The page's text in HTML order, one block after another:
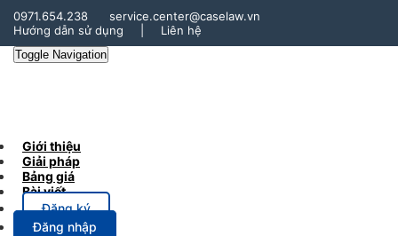
0971.654.238
service.center@caselaw.vn
Hướng dẫn sử dụng
Liên hệ
Toggle Navigation
Giới thiệu
Giải pháp
Bảng giá
Bài viết
Đăng ký
Đăng nhập